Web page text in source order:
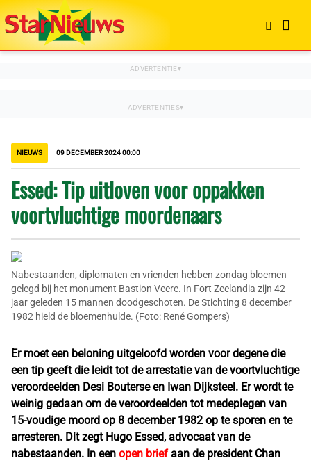
NIEUWS 09 DECEMBER 2024 00:00
Essed: Tip uitloven voor oppakken
voortvluchtige moordenaars
Nabestaanden, diplomaten en vrienden hebben zondag bloemen
gelegd bij het monument Bastion Veere. In Fort Zeelandia zijn 42
jaar geleden 15 mannen doodgeschoten. De Stichting 8 december
1982 hield de bloemenhulde. (Foto: René Gompers)
Er moet een beloning uitgeloofd worden voor degene die
een tip geeft die leidt tot de arrestatie van de voortvluchtige
veroordeelden Desi Bouterse en Iwan Dijksteel. Er wordt te
weinig gedaan om de veroordeelden tot medeplegen van
15-voudige moord op 8 december 1982 op te sporen en te
arresteren. Dit zegt Hugo Essed, advocaat van de
nabestaanden. In een open briefaan de president Chan